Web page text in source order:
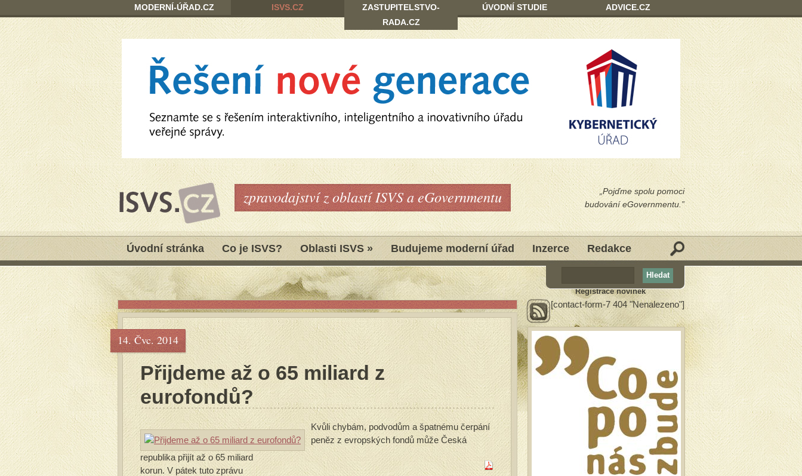
„Pojďme spolu pomoci
budování eGovernmentu.”
zpravodajství z oblastí ISVS a eGovernmentu
Úvodní stránka Co je ISVS? Oblasti ISVS » Budujeme moderní úřad Inzerce Redakce
14. Čvc. 2014
Přijdeme až o 65 miliard z
eurofondů?
Kvůli chybám, podvodům a špatnému čerpání
peněz z evropských fondů může Česká
republika přijít až o 65 miliard
korun. V pátek tuto zprávu
Registrace novinek
[contact-form-7 404 "Nenalezeno"]
MODERNÍ-ÚŘAD.CZ ISVS.CZ
ZASTUPITELSTVO-
RADA.CZ
ÚVODNÍ STUDIE ADVICE.CZ